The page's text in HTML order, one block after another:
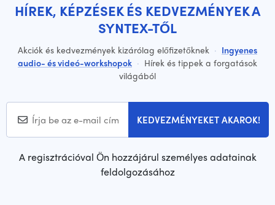
HÍREK, KÉPZÉSEK ÉS KEDVEZMÉNYEK A
SYNTEX-TŐL
Akciók és kedvezmények kizárólag előfizetőknek · Ingyenes
audio- és videó-workshopok · Hírek és tippek a forgatások
világából
KEDVEZMÉNYEKET AKAROK!
A regisztrációval Ön hozzájárul személyes adatainak
feldolgozásához